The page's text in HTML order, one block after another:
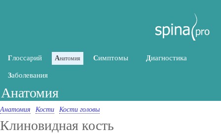
Глоссарий Анатомия Симптомы Диагностика
Заболевания
Анатомия
Анатомия Кости Кости головы
Клиновидная кость